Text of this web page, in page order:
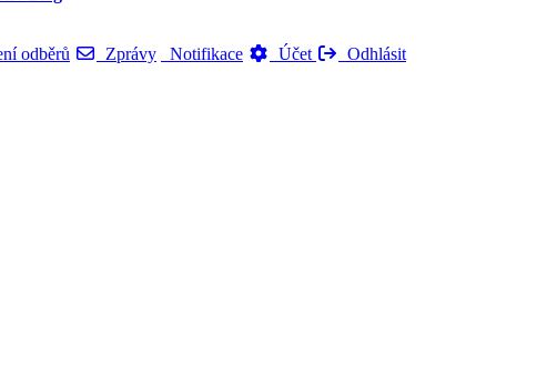
odběrů Zprávy Notifikace Účet Odhlásit